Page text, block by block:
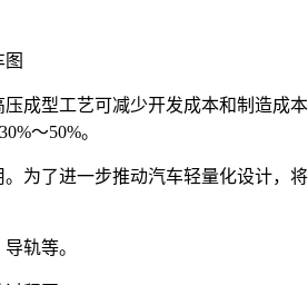
型工艺可减少开发成本和制造成
～50%。
了进一步推动汽车轻量化设计，
轨等。